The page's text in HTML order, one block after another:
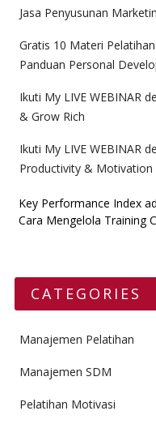
Jasa Penyusunan
Gratis 10 Materi
Panduan Personal
Ikuti My LIVE WEBINAR
& Grow Rich
Ikuti My LIVE WEBINAR
Productivity & Motivation
Key Performance Index
Cara Mengelola Training
CATEGORIES
Manajemen Pelatihan
Manajemen SDM
Pelatihan Motivasi